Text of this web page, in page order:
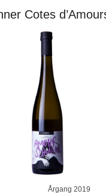
Cotes
Årgang 2019